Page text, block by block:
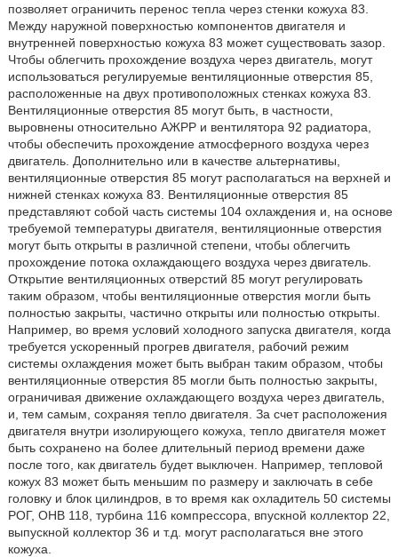
позволяет ограничить перенос тепла через стенки кожуха 83.
Между наружной поверхностью компонентов двигателя и
внутренней поверхностью кожуха 83 может существовать зазор.
Чтобы облегчить прохождение воздуха через двигатель, могут
использоваться регулируемые вентиляционные отверстия 85,
расположенные на двух противоположных стенках кожуха 83.
Вентиляционные отверстия 85 могут быть, в частности,
выровнены относительно АЖРР и вентилятора 92 радиатора,
чтобы обеспечить прохождение атмосферного воздуха через
двигатель. Дополнительно или в качестве альтернативы,
вентиляционные отверстия 85 могут располагаться на верхней и
нижней стенках кожуха 83. Вентиляционные отверстия 85
представляют собой часть системы 104 охлаждения и, на основе
требуемой температуры двигателя, вентиляционные отверстия
могут быть открыты в различной степени, чтобы облегчить
прохождение потока охлаждающего воздуха через двигатель.
Открытие вентиляционных отверстий 85 могут регулировать
таким образом, чтобы вентиляционные отверстия могли быть
полностью закрыты, частично открыты или полностью открыты.
Например, во время условий холодного запуска двигателя, когда
требуется ускоренный прогрев двигателя, рабочий режим
системы охлаждения может быть выбран таким образом, чтобы
вентиляционные отверстия 85 могли быть полностью закрыты,
ограничивая движение охлаждающего воздуха через двигатель,
и, тем самым, сохраняя тепло двигателя. За счет расположения
двигателя внутри изолирующего кожуха, тепло двигателя может
быть сохранено на более длительный период времени даже
после того, как двигатель будет выключен. Например, тепловой
кожух 83 может быть меньшим по размеру и заключать в себе
головку и блок цилиндров, в то время как охладитель 50 системы
РОГ, ОНВ 118, турбина 116 компрессора, впускной коллектор 22,
выпускной коллектор 36 и т.д. могут располагаться вне этого
кожуха.